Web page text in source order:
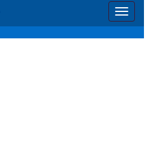
Toggle